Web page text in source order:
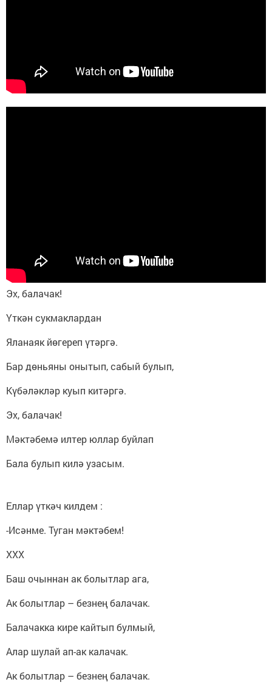
Эх, балачак!
Үткән сукмаклардан
Яланаяк йөгереп үтәргә.
Бар дөньяны онытып, сабый булып,
Күбәләкләр куып китәргә.
Эх, балачак!
Мәктәбемә илтер юллар буйлап
Бала булып килә узасым.
Еллар үткәч килдем :
-Исәнме. Туган мәктәбем!
ХХХ
Баш очыннан ак болытлар ага,
Ак болытлар – безнең балачак.
Балачакка кире кайтып булмый,
Алар шулай ап-ак калачак.
Ак болытлар – безнең балачак.